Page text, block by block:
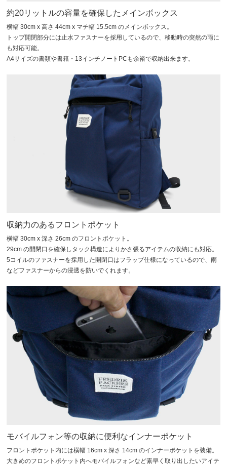
約20リットルの容量を確保したメインボックス
横幅 30cm x 高さ 44cm x マチ幅 15.5cm のメインボックス。
トップ開閉部分には止水ファスナーを採用しているので、移動時の突然の雨に
も対応可能。
A4サイズの書類や書籍・13インチノートPCも余裕で収納出来ます。
収納力のあるフロントポケット
横幅 30cm x 深さ 26cm のフロントポケット。
29cm の開閉口を確保しタック構造によりかさ張るアイテムの収納にも対応。
5コイルのファスナーを採用した開閉口はフラップ仕様になっているので、雨
などファスナーからの浸透を防いでくれます。
モバイルフォン等の収納に便利なインナーポケット
フロントポケット内には横幅 16cm x 深さ 14cm のインナーポケットを装備。
大きめのフロントポケット内へモバイルフォンなど素早く取り出したいアイテ